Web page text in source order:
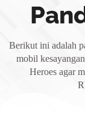
Berikut ini adalah
mobil
Heroes agar